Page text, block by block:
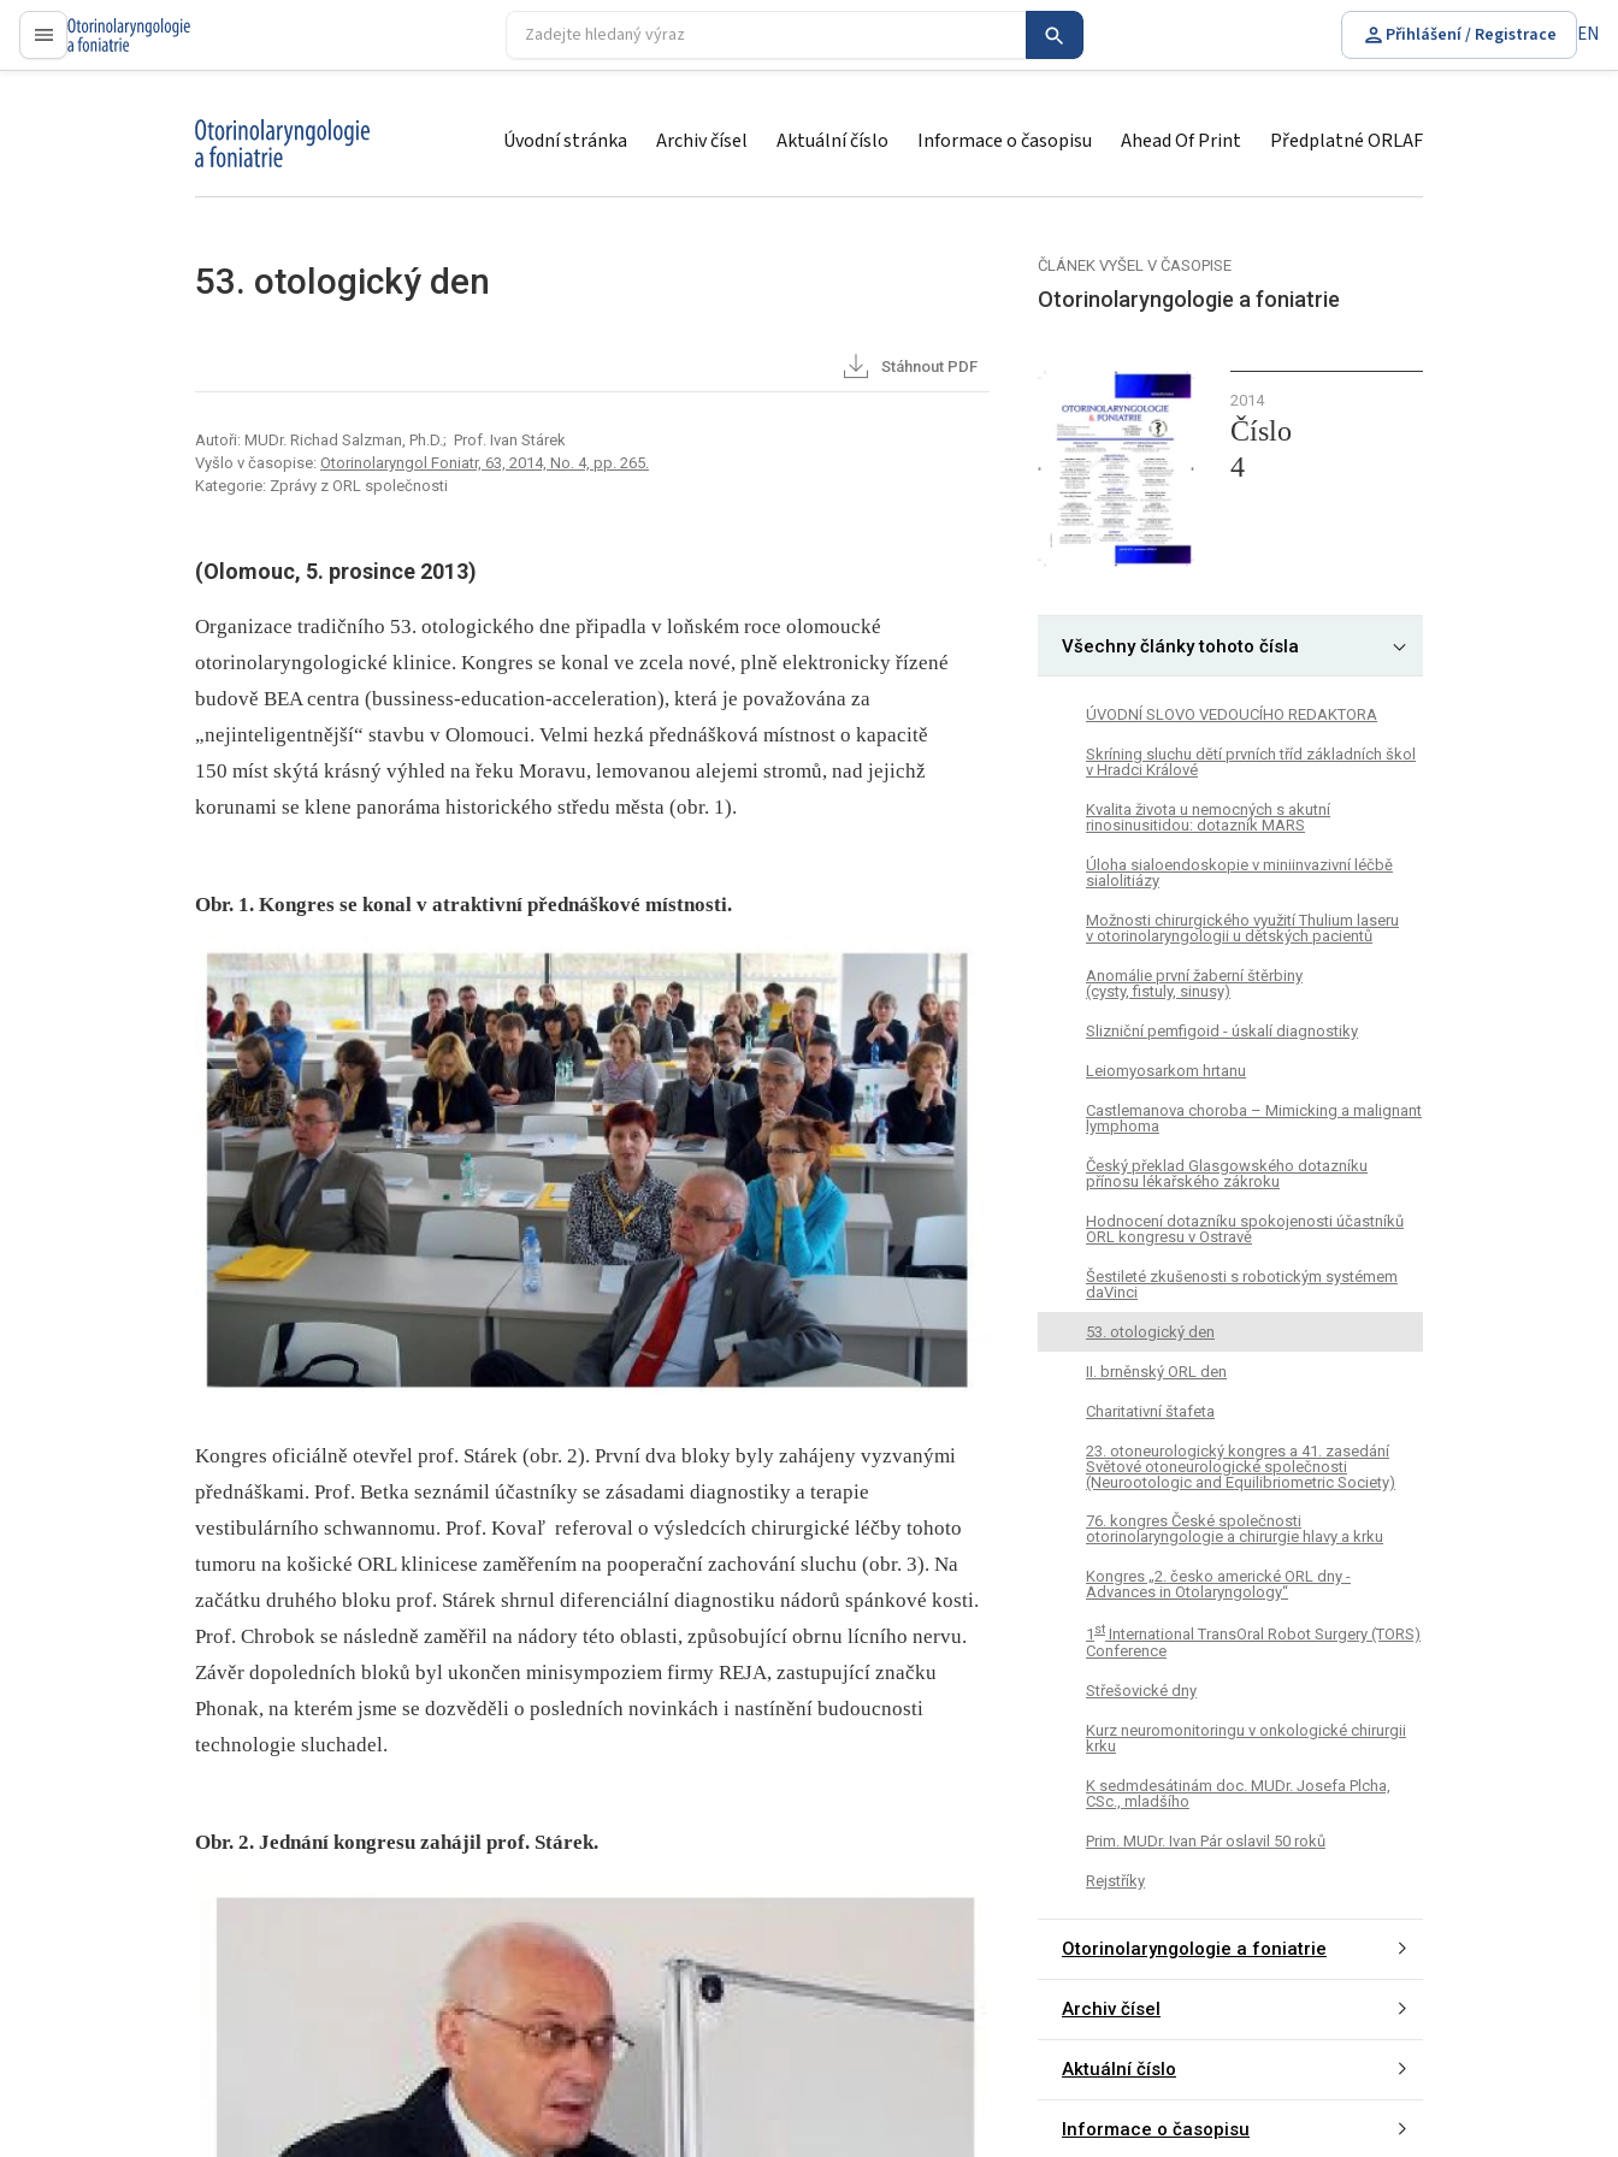
proLékaře.cz
Přihlášení / Registrace EN
proLékaře.cz Úvodní stránka Archiv čísel Aktuální číslo Informace o časopisu Ahead Of Print Předplatné ORLAF
53. otologický den
Stáhnout PDF
Autoři: MUDr. Richad Salzman, Ph.D.; Prof. Ivan Stárek
Vyšlo v časopise: Otorinolaryngol Foniatr, 63, 2014, No. 4, pp. 265.
Kategorie: Zprávy z ORL společnosti
(Olomouc, 5. prosince 2013)
Organizace tradičního 53. otologického dne připadla v loňském roce olomoucké
otorinolaryngologické klinice. Kongres se konal ve zcela nové, plně elektronicky řízené
budově BEA centra (bussiness-education-acceleration), která je považována za
„nejinteligentnější“ stavbu v Olomouci. Velmi hezká přednášková místnost o kapacitě
150 míst skýtá krásný výhled na řeku Moravu, lemovanou alejemi stromů, nad jejichž
korunami se klene panoráma historického středu města (obr. 1).
Obr. 1. Kongres se konal v atraktivní přednáškové místnosti.
Kongres oficiálně otevřel prof. Stárek (obr. 2). První dva bloky byly zahájeny vyzvanými
přednáškami. Prof. Betka seznámil účastníky se zásadami diagnostiky a terapie
vestibulárního schwannomu. Prof. Kovaľ referoval o výsledcích chirurgické léčby tohoto
tumoru na košické ORL klinicese zaměřením na pooperační zachování sluchu (obr. 3). Na
začátku druhého bloku prof. Stárek shrnul diferenciální diagnostiku nádorů spánkové kosti.
Prof. Chrobok se následně zaměřil na nádory této oblasti, způsobující obrnu lícního nervu.
Závěr dopoledních bloků byl ukončen minisympoziem firmy REJA, zastupující značku
Phonak, na kterém jsme se dozvěděli o posledních novinkách i nastínění budoucnosti
technologie sluchadel.
Obr. 2. Jednání kongresu zahájil prof. Stárek.
ČLÁNEK VYŠEL V ČASOPISE
Otorinolaryngologie a foniatrie
2014
Číslo
4
Všechny články tohoto čísla
ÚVODNÍ SLOVO VEDOUCÍHO REDAKTORA
Skríning sluchu dětí prvních tříd základních škol
v Hradci Králové
Kvalita života u nemocných s akutní
rinosinusitidou: dotazník MARS
Úloha sialoendoskopie v miniinvazivní léčbě
sialolitiázy
Možnosti chirurgického využití Thulium laseru
v otorinolaryngologii u dětských pacientů
Anomálie první žaberní štěrbiny
(cysty, fistuly, sinusy)
Slizniční pemfigoid - úskalí diagnostiky
Leiomyosarkom hrtanu
Castlemanova choroba – Mimicking a malignant
lymphoma
Český překlad Glasgowského dotazníku
přínosu lékařského zákroku
Hodnocení dotazníku spokojenosti účastníků
ORL kongresu v Ostravě
Šestileté zkušenosti s robotickým systémem
daVinci
53. otologický den
II. brněnský ORL den
Charitativní štafeta
23. otoneurologický kongres a 41. zasedání
Světové otoneurologické společnosti
(Neurootologic and Equilibriometric Society)
76. kongres České společnosti
otorinolaryngologie a chirurgie hlavy a krku
Kongres „2. česko americké ORL dny -
Advances in Otolaryngology“
1 st International TransOral Robot Surgery (TORS)
Conference
Střešovické dny
Kurz neuromonitoringu v onkologické chirurgii
krku
K sedmdesátinám doc. MUDr. Josefa Plcha,
CSc., mladšího
Prim. MUDr. Ivan Pár oslavil 50 roků
Rejstříky
Otorinolaryngologie a foniatrie
Archiv čísel
Aktuální číslo
Informace o časopisu